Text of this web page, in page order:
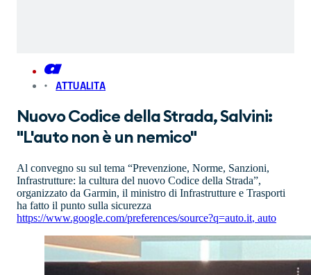
ATTUALITA
Nuovo Codice della Strada, Salvini:
"L'auto non è un nemico"
Al convegno su sul tema “Prevenzione, Norme, Sanzioni,
Infrastrutture: la cultura del nuovo Codice della Strada”,
organizzato da Garmin, il ministro di Infrastrutture e Trasporti
ha fatto il punto sulla sicurezza
https://www.google.com/preferences/source?q=auto.it, auto